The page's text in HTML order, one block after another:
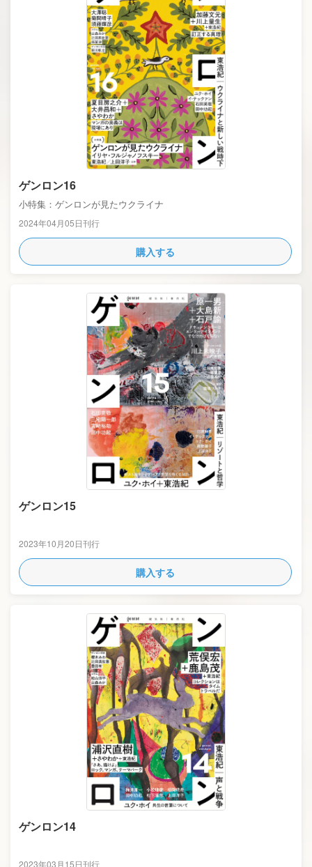
ゲンロン16
小特集：ゲンロンが見たウクライナ
2024年04月05日刊行
購入する
ゲンロン15
2023年10月20日刊行
購入する
ゲンロン14
2023年03月15日刊行